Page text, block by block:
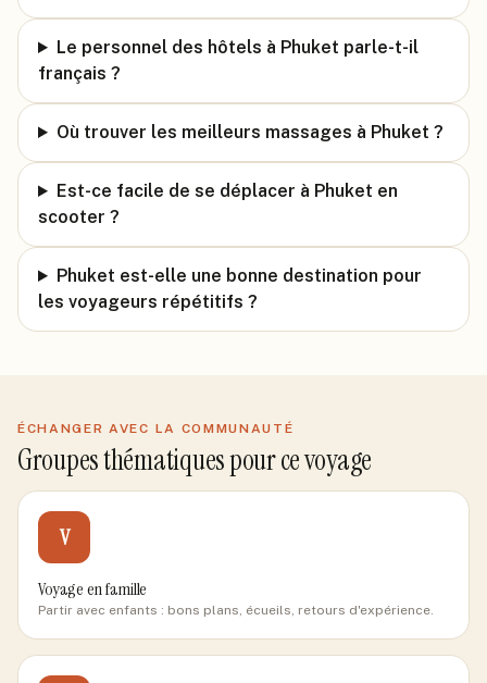
Le personnel des hôtels à Phuket parle-t-il
français ?
Où trouver les meilleurs massages à Phuket ?
Est-ce facile de se déplacer à Phuket en
scooter ?
Phuket est-elle une bonne destination pour
les voyageurs répétitifs ?
ÉCHANGER AVEC LA COMMUNAUTÉ
Groupes thématiques pour ce voyage
V
Voyage en famille
Partir avec enfants : bons plans, écueils, retours d'expérience.